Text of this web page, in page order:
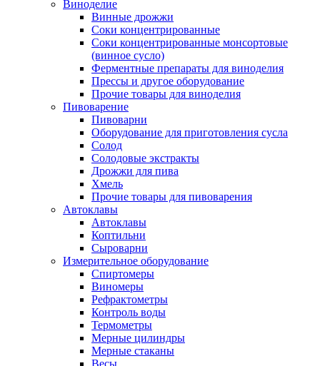
Виноделие
Винные дрожжи
Соки концентрированные
Соки концентрированные монсортовые
(винное сусло)
Ферментные препараты для виноделия
Прессы и другое оборудование
Прочие товары для виноделия
Пивоварение
Пивоварни
Оборудование для приготовления сусла
Солод
Солодовые экстракты
Дрожжи для пива
Хмель
Прочие товары для пивоварения
Автоклавы
Автоклавы
Коптильни
Сыроварни
Измерительное оборудование
Спиртомеры
Виномеры
Рефрактометры
Контроль воды
Термометры
Мерные цилиндры
Мерные стаканы
Весы